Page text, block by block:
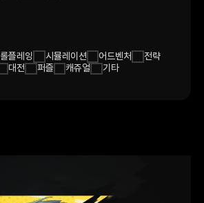
롤플레잉 시뮬레이션 어드벤처
전략
대전 퍼즐 캐쥬얼 기타